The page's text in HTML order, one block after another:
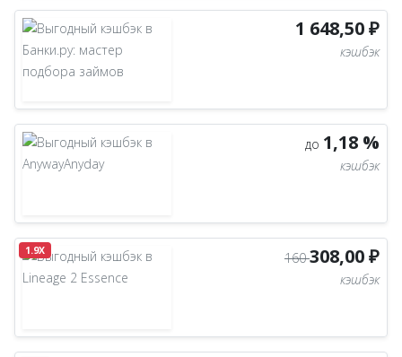
1 648,50 ₽
кэшбэк
до 1,18 %
кэшбэк
1.9X 160308,00 ₽
кэшбэк